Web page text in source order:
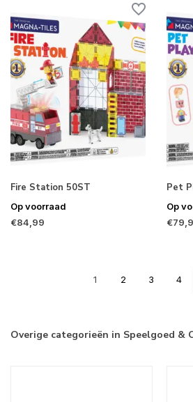
Fire Station 50ST
Op voorraad
€84,99
Pet
Op
1 2 3 4
Overige categorieën in Speelgoed &